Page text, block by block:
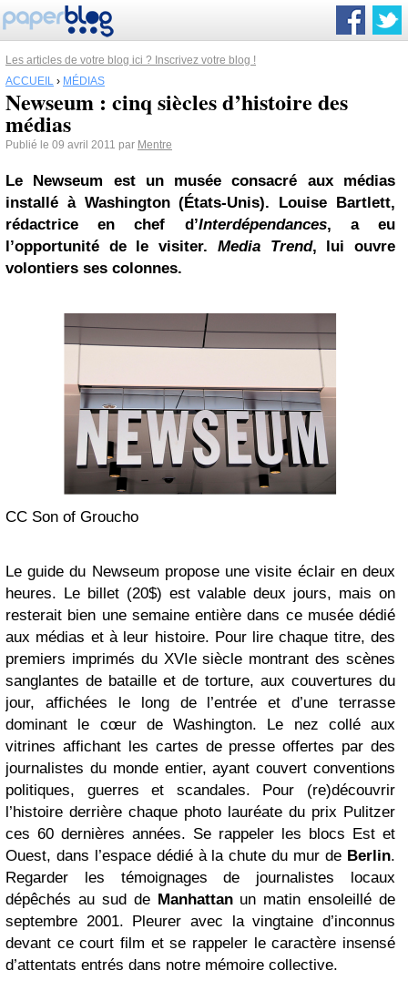
Les articles de votre blog ici ? Inscrivez votre blog !
ACCUEIL › MÉDIAS
Newseum : cinq siècles d’histoire des
médias
Publié le 09 avril 2011 par Mentre
Le Newseum est un musée consacré aux médias
installé à Washington(États-Unis). Louise Bartlett,
rédactrice en chef d’Interdépendances, a eu
l’opportunité de le visiter. Media Trend, lui ouvre
volontiers ses colonnes.
CC Son of Groucho
Le guide du Newseum propose une visite éclair en deux
heures. Le billet (20$) est valable deux jours, mais on
resterait bien une semaine entière dans ce musée dédié
aux médias et à leur histoire. Pour lire chaque titre, des
premiers imprimés du XVIe siècle montrant des scènes
sanglantes de bataille et de torture, aux couvertures du
jour, affichées le long de l’entrée et d’une terrasse
dominant le cœur de Washington. Le nez collé aux
vitrines affichant les cartes de presse offertes par des
journalistes du monde entier, ayant couvert conventions
politiques, guerres et scandales. Pour (re)découvrir
l’histoire derrière chaque photo lauréate du prix Pulitzer
ces 60 dernières années. Se rappeler les blocs Est et
Ouest, dans l’espace dédié à la chute du mur de Berlin.
Regarder les témoignages de journalistes locaux
dépêchés au sud de Manhattanun matin ensoleillé de
septembre 2001. Pleurer avec la vingtaine d’inconnus
devant ce court film et se rappeler le caractère insensé
d’attentats entrés dans notre mémoire collective.